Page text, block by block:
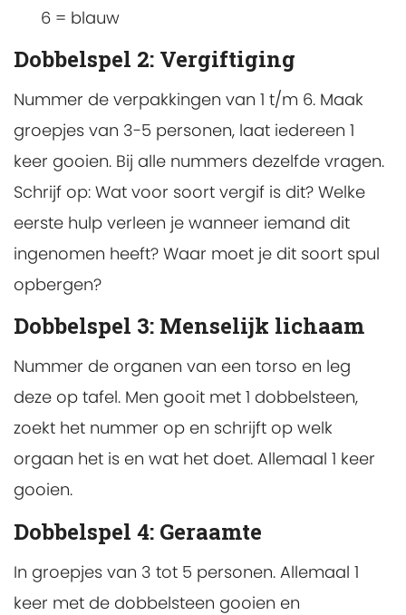
6 = blauw
Dobbelspel 2: Vergiftiging
Nummer de verpakkingen van 1 t/m 6. Maak
groepjes van 3-5 personen, laat iedereen 1
keer gooien. Bij alle nummers dezelfde vragen.
Schrijf op: Wat voor soort vergif is dit? Welke
eerste hulp verleen je wanneer iemand dit
ingenomen heeft? Waar moet je dit soort spul
opbergen?
Dobbelspel 3: Menselijk lichaam
Nummer de organen van een torso en leg
deze op tafel. Men gooit met 1 dobbelsteen,
zoekt het nummer op en schrijft op welk
orgaan het is en wat het doet. Allemaal 1 keer
gooien.
Dobbelspel 4: Geraamte
In groepjes van 3 tot 5 personen. Allemaal 1
keer met de dobbelsteen gooien en